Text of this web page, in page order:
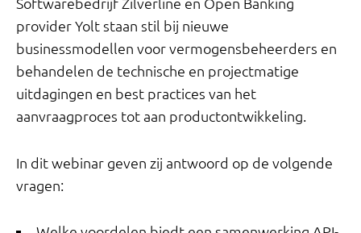
provider Yolt staan stil bij nieuwe
businessmodellen voor vermogensbeheerders en
behandelen de technische en projectmatige
uitdagingen en best practices van het
aanvraagproces tot aan productontwikkeling.
In dit webinar geven zij antwoord op de volgende
vragen: